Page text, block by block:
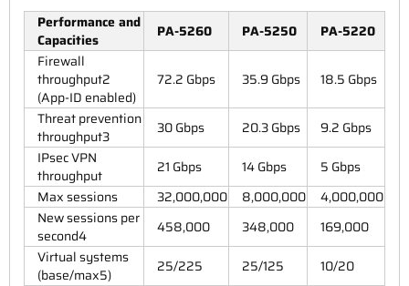
Performance and
Capacities
PA-5260 PA-5250
PA-5220
Firewall
throughput2
(App-ID enabled)
72.2 Gbps 35.9 Gbps
18.5 Gbps
Threat prevention
throughput3
30 Gbps 20.3 Gbps
9.2 Gbps
IPsec VPN
throughput
21 Gbps 14 Gbps
5 Gbps
Max sessions
32,000,000 8,000,000
4,000,000
New sessions per
second4
458,000 348,000
169,000
Virtual systems
(base/max5)
25/225 25/125 10/20